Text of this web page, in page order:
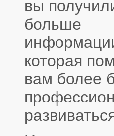
вы
больше
которая
вам более